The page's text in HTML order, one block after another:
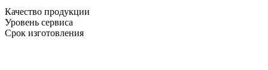
Качество продукции
Уровень сервиса
Срок изготовления